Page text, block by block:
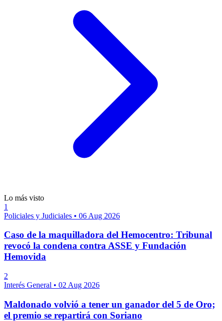
Lo más visto
1
Policiales y Judiciales • 06 Aug 2026
Caso de la maquilladora del Hemocentro: Tribunal
revocó la condena contra ASSE y Fundación
Hemovida
2
Interés General • 02 Aug 2026
Maldonado volvió a tener un ganador del 5 de Oro;
el premio se repartirá con Soriano